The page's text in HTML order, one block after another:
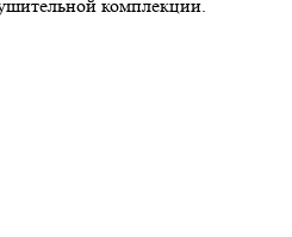
комплекции.